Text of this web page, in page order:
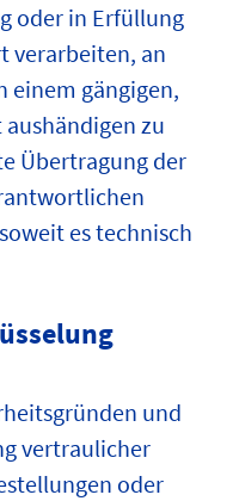
oder in Erfüllung
verarbeiten, an
einem gängigen,
zu
Übertragung der
es technisch
und
vertraulicher
oder